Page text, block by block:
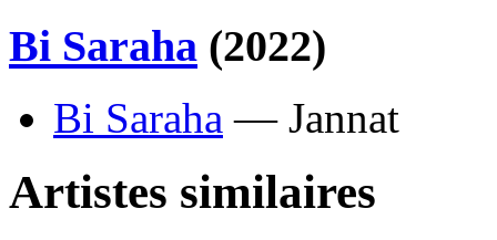
Bi Saraha (2022)
Bi Saraha — Jannat
Artistes similaires